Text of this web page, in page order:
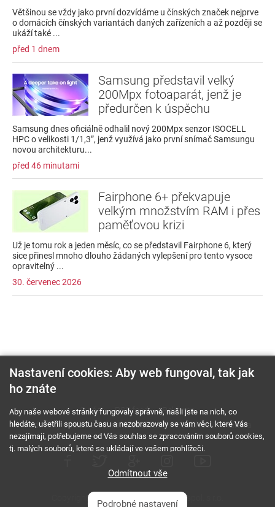
Většinou se vždy jako první dozvídáme u čínských značek nejprve
o domácích čínských variantách daných zařízeních a až později se
ukáží také ...
před 1 dnem
Samsung představil velký
200Mpx fotoaparát, jenž je
předurčen k úspěchu
Samsung dnes oficiálně odhalil nový 200Mpx senzor ISOCELL
HPC o velikosti 1/1,3”, jenž využívá jako první snímač Samsungu
novou architekturu...
před 46 minutami
Fairphone 6+ překvapuje
velkým množstvím RAM i přes
paměťovou krizi
Už je tomu rok a jeden měsíc, co se představil Fairphone 6, který
sice přinesl mnoho dlouho žádaných vylepšení pro tento vysoce
opravitelný ...
30. červenec 2026
O nás RSS feed
Reklama
Podmínky použití a ochrana soukromí
Cookies Kariéra
Copyright © 2000 - 2026 NetComp, spol. s r.o.
Nastavení cookies: Aby web fungoval, tak jak
ho znáte
Aby naše webové stránky fungovaly správně, našli jste na nich, co
hledáte, ušetřili spoustu času a nezobrazovaly se vám věci, které Vás
nezajímají, potřebujeme od Vás souhlas se zpracováním souborů cookies,
tj. malých souborů, které se ukládají ve vašem prohlížeči.
Odmítnout vše
Podrobné nastavení